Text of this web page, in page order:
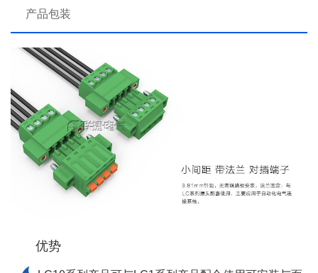
产品包装
优势